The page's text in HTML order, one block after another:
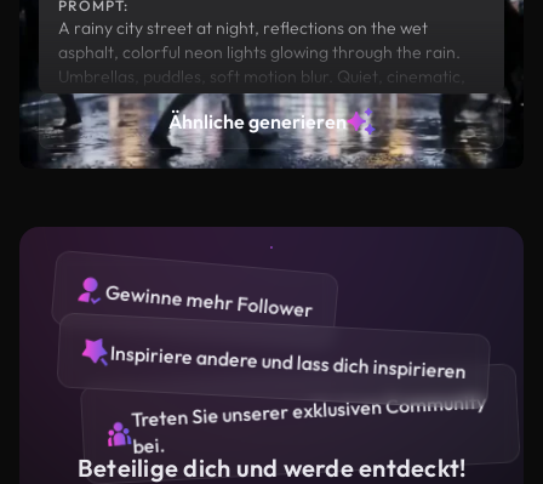
PROMPT:
A rainy city street at night, reflections on the wet
asphalt, colorful neon lights glowing through the rain.
Umbrellas, puddles, soft motion blur. Quiet, cinematic,
moody atmosphere. Hyper-detailed.
Ähnliche generieren
Gewinne mehr Follower
Inspiriere andere und lass dich inspirieren
Treten Sie unserer exklusiven Community
bei.
Beteilige dich und werde entdeckt!